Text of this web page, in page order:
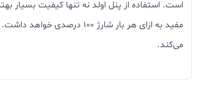
می‌کند.
میزان روشنایی